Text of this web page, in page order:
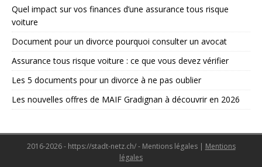
Quel impact sur vos finances d’une assurance tous risque
voiture
Document pour un divorce pourquoi consulter un avocat
Assurance tous risque voiture : ce que vous devez vérifier
Les 5 documents pour un divorce à ne pas oublier
Les nouvelles offres de MAIF Gradignan à découvrir en 2026
2016-2026 - https://stadt-netz.ch/ - Mentions légales | Mentions
légales